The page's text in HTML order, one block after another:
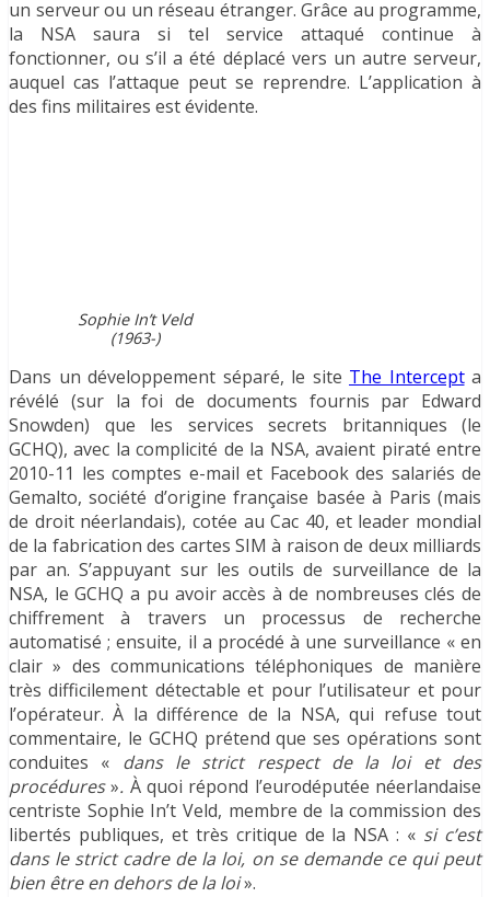
un serveur ou un réseau étranger. Grâce au programme,
la NSA saura si tel service attaqué continue à
fonctionner, ou s’il a été déplacé vers un autre serveur,
auquel cas l’attaque peut se reprendre. L’application à
des fins militaires est évidente.
Sophie In’t Veld
(1963-)
Dans un développement séparé, le site The Intercepta
révélé (sur la foi de documents fournis par Edward
Snowden) que les services secrets britanniques (le
GCHQ), avec la complicité de la NSA, avaient piraté entre
2010-11 les comptes e-mail et Facebook des salariés de
Gemalto, société d’origine française basée à Paris (mais
de droit néerlandais), cotée au Cac 40, et leader mondial
de la fabrication des cartes SIM à raison de deux milliards
par an. S’appuyant sur les outils de surveillance de la
NSA, le GCHQ a pu avoir accès à de nombreuses clés de
chiffrement à travers un processus de recherche
automatisé ; ensuite, il a procédé à une surveillance « en
clair » des communications téléphoniques de manière
très difficilement détectable et pour l’utilisateur et pour
l’opérateur. À la différence de la NSA, qui refuse tout
commentaire, le GCHQ prétend que ses opérations sont
conduites « dans le strict respect de la loi et des
procédures». À quoi répond l’eurodéputée néerlandaise
centriste Sophie In’t Veld, membre de la commission des
libertés publiques, et très critique de la NSA : « si c’est
dans le strict cadre de la loi, on se demande ce qui peut
bien être en dehors de la loi».